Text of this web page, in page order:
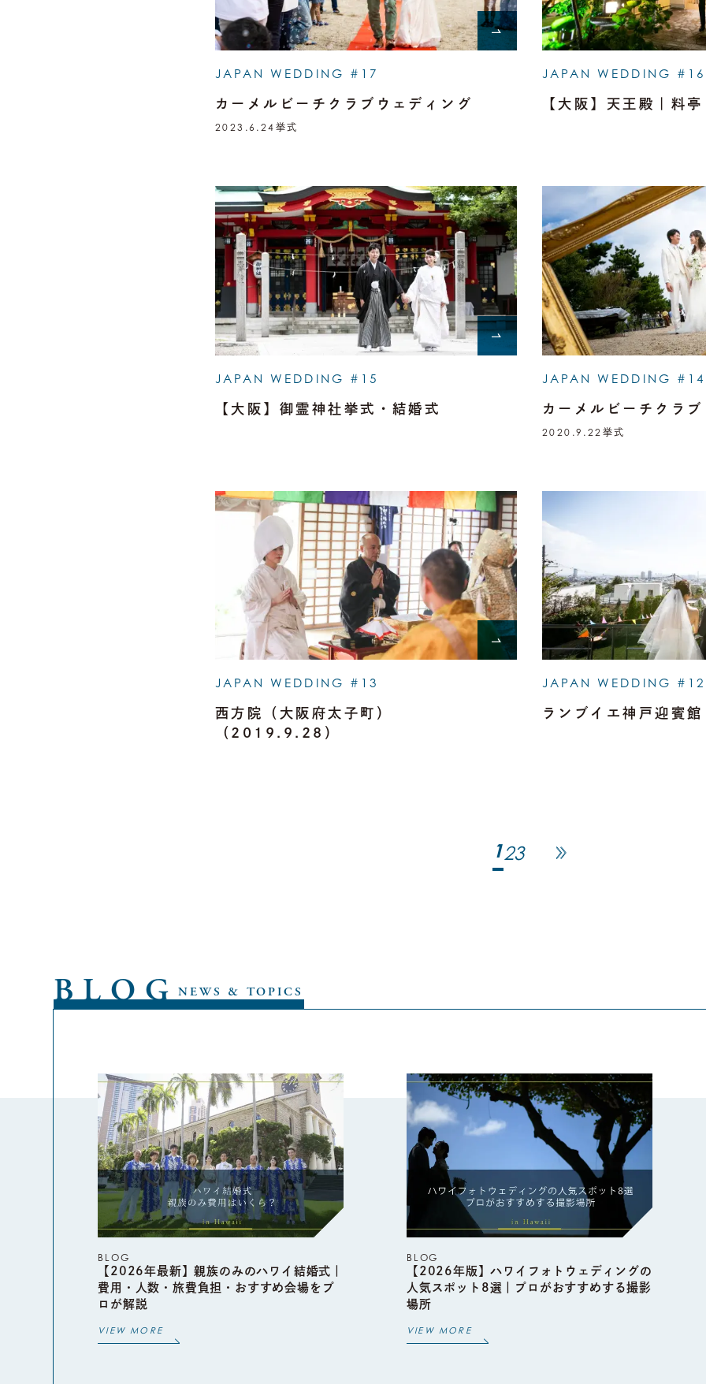
JAPAN WEDDING #17
カーメルビーチクラブウェディング
2023.6.24 挙式
JAPAN WEDDING #16
【大阪】天王殿｜料
JAPAN WEDDING #15
【大阪】御霊神社挙式・結婚式
JAPAN WEDDING #14
カーメルビーチクラブ
2020.9.22 挙式
JAPAN WEDDING #13
西方院（大阪府太子町）
（2019.9.28）
JAPAN WEDDING #12
ランブイエ神戸迎
123
BLOGNEWS & TOPICS
BLOG
【2026年最新】親族のみのハワイ結婚式｜
費用・人数・旅費負担・おすすめ会場をプ
ロが解説
VIEW MORE
BLOG
【2026年版】ハワイフォトウェディングの
人気スポット8選｜プロがおすすめする撮影
場所
VIEW MORE